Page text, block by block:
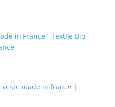
in France - Textile Bio-
veste made in france |